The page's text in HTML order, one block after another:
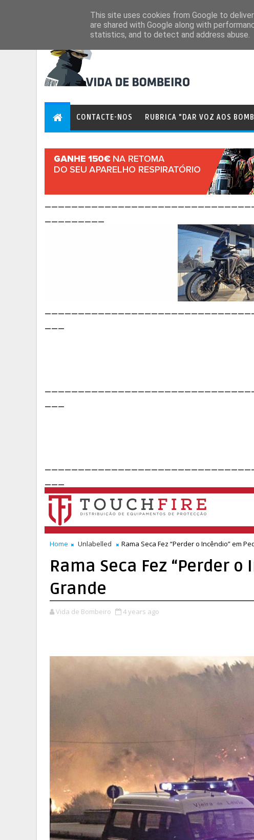
CONTACTE-NOS RUBRICA "DAR VOZ AOS
Home Unlabelled Rama Seca Fez “Perder o Incêndio” em
Rama Seca Fez “Perder
Grande
Vida de Bombeiro 4 years ago
This site uses cookies from Google to
are shared with Google along with
statistics, and to detect and address abuse.